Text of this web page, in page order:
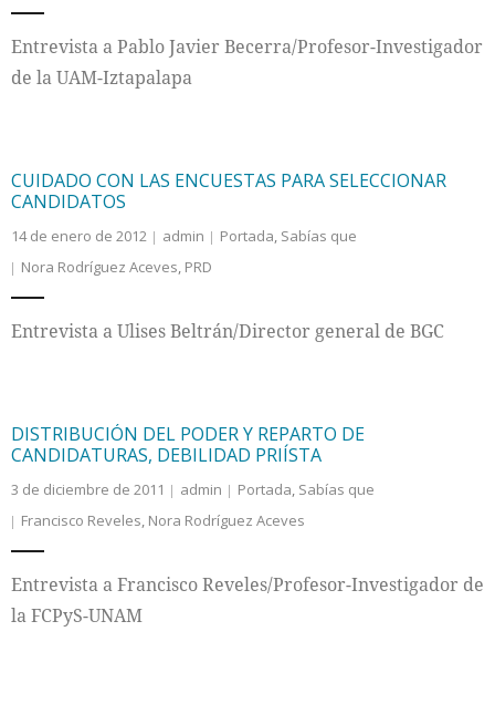
Entrevista a Pablo Javier Becerra/Profesor-Investigador
de la UAM-Iztapalapa
CUIDADO CON LAS ENCUESTAS PARA SELECCIONAR
CANDIDATOS
14 de enero de 2012 admin Portada, Sabías que
Nora Rodríguez Aceves, PRD
Entrevista a Ulises Beltrán/Director general de BGC
DISTRIBUCIÓN DEL PODER Y REPARTO DE
CANDIDATURAS, DEBILIDAD PRIÍSTA
3 de diciembre de 2011 admin Portada, Sabías que
Francisco Reveles, Nora Rodríguez Aceves
Entrevista a Francisco Reveles/Profesor-Investigador de
la FCPyS-UNAM